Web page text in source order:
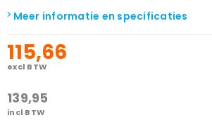
Meer informatie en specificaties
115,66
excl BTW
139,95
incl BTW